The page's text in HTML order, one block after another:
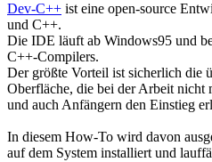
Dev-C++ ist eine open-source
und C++.
Die IDE läuft ab Windows95 und
C++-Compilers.
Der größte Vorteil ist sicherlich die
Oberfläche, die bei der Arbeit nicht
und auch Anfängern den Einstieg
In diesem How-To wird davon
auf dem System installiert und